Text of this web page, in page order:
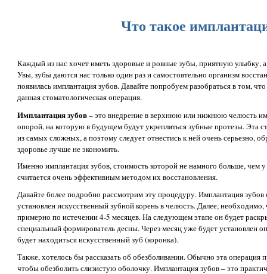
Что такое
Каждый из нас хочет иметь здоровые и ровные зубы, приятную улыбку,
Увы, зубы даются нас только один раз и самостоятельно организм
появилась имплантация зубов. Давайте попробуем разобраться в том,
данная стоматологическая операция.
Имплантация зубов– это внедрение в верхнюю или нижнюю челюсть
опорой, на которую в будущем будут укрепляться зубные протезы. Эта
из самых сложных, а поэтому следует отнестись к ней очень серьезно,
здоровье лучше не экономить.
Именно имплантация зубов, стоимость которой не намного больше, чем
считается очень эффективным методом их восстановления.
Давайте более подробно рассмотрим эту процедуру. Имплантация
установлен искусственный зубной корень в челюсть. Далее,
примерно по истечении 4-5 месяцев. На следующем этапе он будет
специальный формирователь десны. Через месяц уже будет установлен
будет находиться искусственный зуб (коронка).
Также, хотелось бы рассказать об обезболивании. Обычно эта операция
чтобы обезболить слизистую оболочку. Имплантация зубов – это